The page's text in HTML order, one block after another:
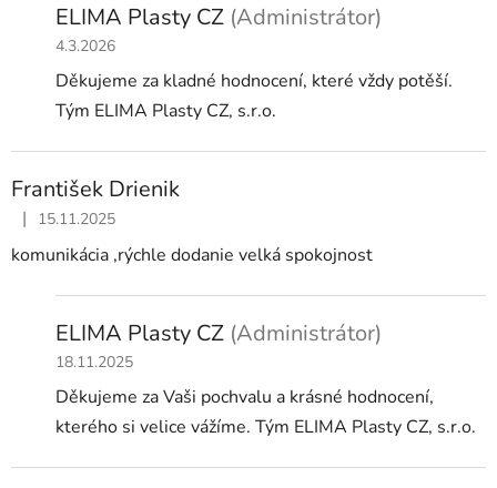
ELIMA Plasty CZ (Administrátor)
4.3.2026
Děkujeme za kladné hodnocení, které vždy potěší.
Tým ELIMA Plasty CZ, s.r.o.
František Drienik
Hodnocení obchodu je 5 z 5 hvězdiček.
| 15.11.2025
komunikácia ,rýchle dodanie velká spokojnost
ELIMA Plasty CZ (Administrátor)
18.11.2025
Děkujeme za Vaši pochvalu a krásné hodnocení,
kterého si velice vážíme. Tým ELIMA Plasty CZ, s.r.o.